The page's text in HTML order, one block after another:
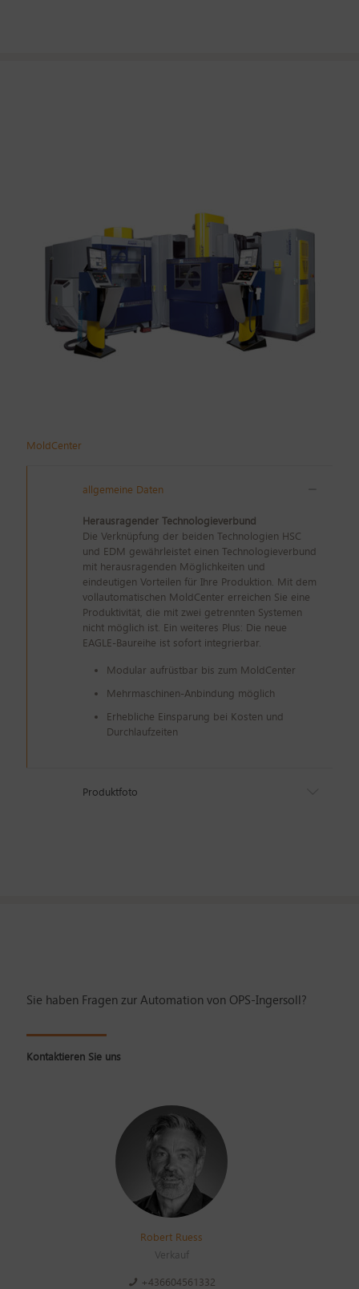
MoldCenter
allgemeine Daten
Herausragender Technologieverbund
Die Verknüpfung der beiden Technologien HSC
und EDM gewährleistet einen Technologieverbund
mit herausragenden Möglichkeiten und
eindeutigen Vorteilen für Ihre Produktion. Mit dem
vollautomatischen MoldCenter erreichen Sie eine
Produktivität, die mit zwei getrennten Systemen
nicht möglich ist. Ein weiteres Plus: Die neue
EAGLE-Baureihe ist sofort integrierbar.
Modular aufrüstbar bis zum MoldCenter
Mehrmaschinen-Anbindung möglich
Erhebliche Einsparung bei Kosten und
Durchlaufzeiten
Produktfoto
Sie haben Fragen zur Automation von OPS-Ingersoll?
Kontaktieren Sie uns
Robert Ruess
Verkauf
+436604561332